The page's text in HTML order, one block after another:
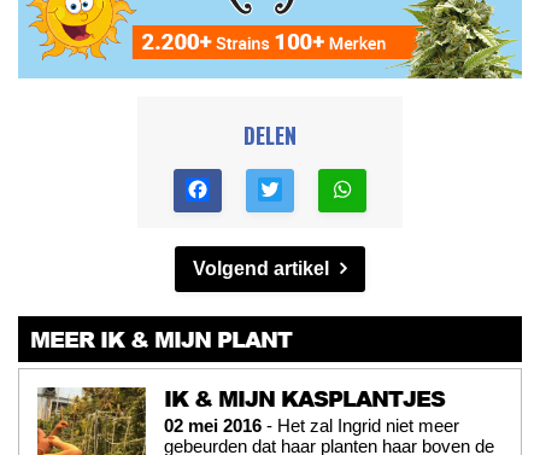
DELEN
Volgend artikel
MEER IK & MIJN PLANT
IK & MIJN KASPLANTJES
02 mei 2016 - Het zal Ingrid niet meer
gebeurden dat haar planten haar boven de